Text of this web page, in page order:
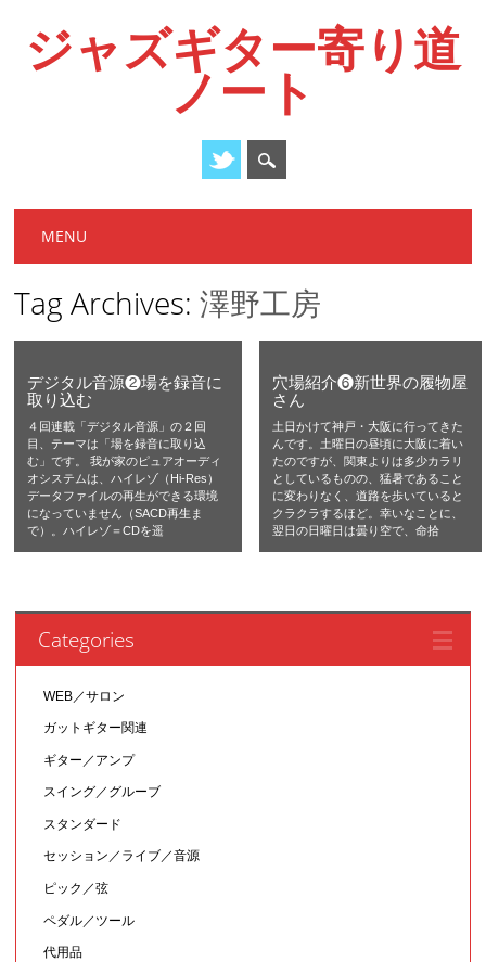
ジャズギター寄り道
ノート
Main menu
MENU
Tag Archives:澤野工房
デジタル音源❷場を録音に
取り込む
４回連載「デジタル音源」の２回
目、テーマは「場を録音に取り込
む」です。 我が家のピュアオーディ
オシステムは、ハイレゾ（Hi-Res）
データファイルの再生ができる環境
になっていません（SACD再生ま
で）。ハイレゾ＝CDを遥
穴場紹介❻新世界の履物屋
さん
土日かけて神戸・大阪に行ってきた
んです。土曜日の昼頃に大阪に着い
たのですが、関東よりは多少カラリ
としているものの、猛暑であること
に変わりなく、道路を歩いていると
クラクラするほど。幸いなことに、
翌日の日曜日は曇り空で、命拾
Categories
WEB／サロン
ガットギター関連
ギター／アンプ
スイング／グルーブ
スタンダード
セッション／ライブ／音源
ピック／弦
ペダル／ツール
代用品